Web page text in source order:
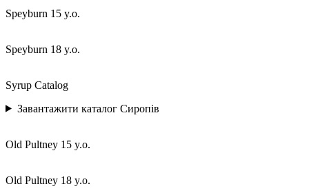
Speyburn 15 y.o.
Speyburn 18 y.o.
Syrup Catalog
Завантажити каталог Сиропів
Old Pultney 15 y.o.
Old Pultney 18 y.o.